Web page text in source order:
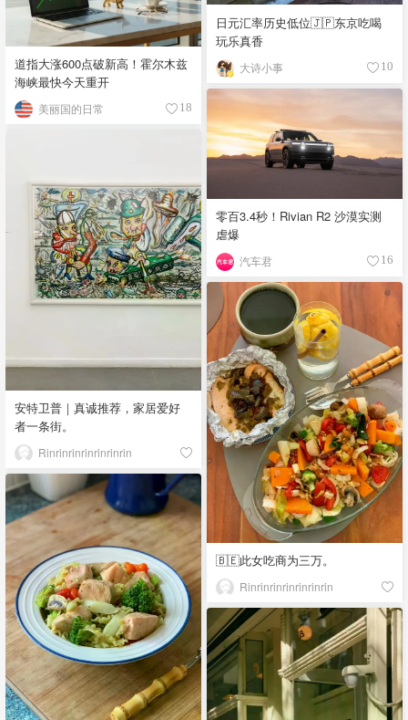
日元汇率历史低位🇯🇵东京吃喝
玩乐真香
大诗小事 10
道指大涨600点破新高！霍尔木兹
海峡最快今天重开
美丽国的日常 18
零百3.4秒！Rivian R2 沙漠实测
虐爆
汽车君 16
安特卫普｜真诚推荐，家居爱好
者一条街。
Rinrinrinrinrinrinrin
🇧🇪此女吃商为三万。
Rinrinrinrinrinrinrin